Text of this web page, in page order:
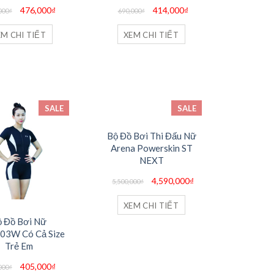
₫
Giá
gốc
là:
680,000₫.
476,000₫Giá
hiện
CHI TIẾT
690,000₫
Giá
gốc
là:
690,000₫.
414,000₫Giá
hiện
XEM CHI TIẾT
SALE
Đồ Bơi Nữ
Có Cả Size
Trẻ Em
₫
Giá
gốc
405,000₫Giá
hiện
SALE
Bộ Đồ Bơi Thi Đấu Nữ
Arena Powerskin ST
NEXT
5,500,000₫
Giá
gốc
là:
5,500,000₫.
4,590,000₫
XEM CHI TIẾT